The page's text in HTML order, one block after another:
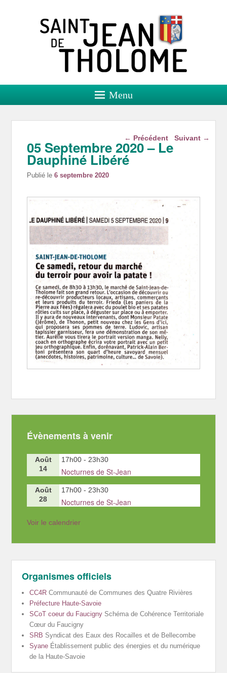
Saint Jean de Tholome
Site officiel
Menu
Navigation dans les
← Précédent Suivant →
05 Septembre 2020 – Le
Dauphiné Libéré
Publié le6 septembre 2020
Évènements à venir
Août
14
17h00 -23h30
Nocturnes de St-Jean
Août
28
17h00 -23h30
Nocturnes de St-Jean
Voir le calendrier
Organismes officiels
CC4R Communauté de Communes des Quatre Rivières
Préfecture Haute-Savoie
SCoT coeur du Faucigny Schéma de Cohérence Territoriale
Cœur du Faucigny
SRB Syndicat des Eaux des Rocailles et de Bellecombe
Syane Établissement public des énergies et du numérique
de la Haute-Savoie